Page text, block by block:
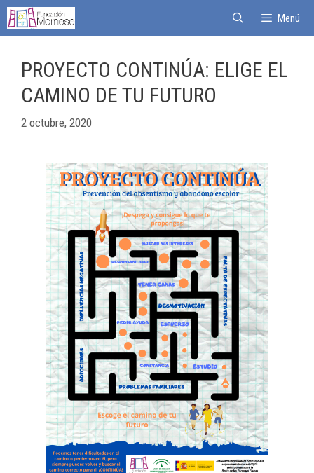
Menú
PROYECTO CONTINÚA: ELIGE EL
CAMINO DE TU FUTURO
2 octubre, 2020